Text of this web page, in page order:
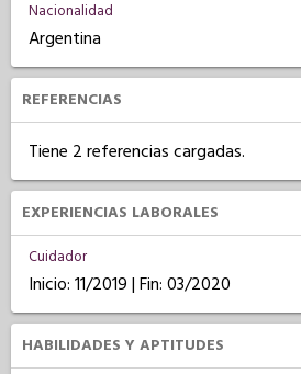
Nacionalidad
Argentina
REFERENCIAS
Tiene 2 referencias cargadas.
EXPERIENCIAS LABORALES
Cuidador
Inicio: 11/2019 | Fin: 03/2020
HABILIDADES Y APTITUDES